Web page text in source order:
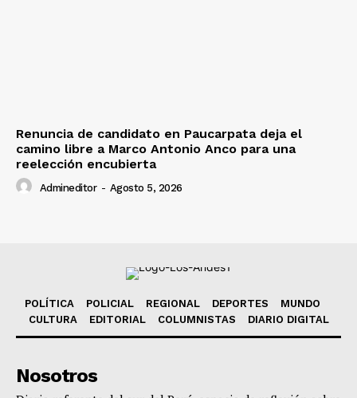
Renuncia de candidato en Paucarpata deja el
camino libre a Marco Antonio Anco para una
reelección encubierta
Admineditor - Agosto 5, 2026
POLÍTICA POLICIAL REGIONAL DEPORTES
MUNDO
CULTURA
EDITORIAL COLUMNISTAS DIARIO DIGITAL
Nosotros